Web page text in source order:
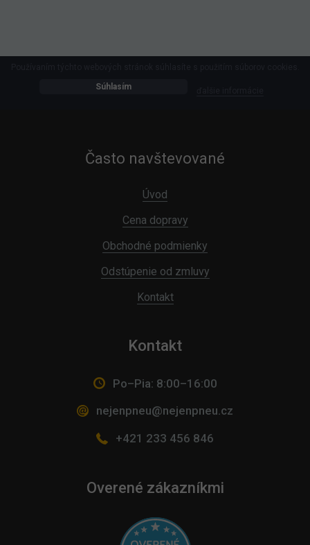
Súhlasím
Často navštevované
Úvod
Cena dopravy
Obchodné podmienky
Odstúpenie od zmluvy
Kontakt
Kontakt
Po–Pia: 8:00–16:00
nejenpneu@nejenpneu.cz
+421 233 456 846
Overené zákazníkmi